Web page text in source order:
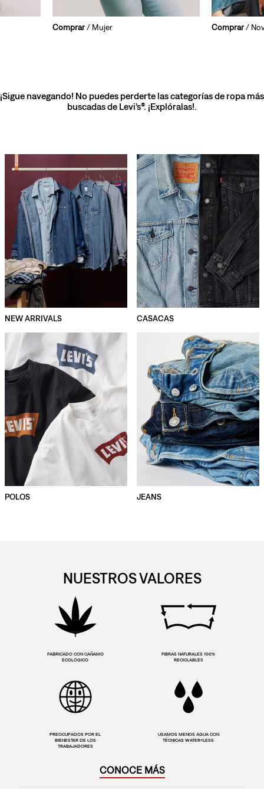
Comprar/ Mujer Comprar/
¡Sigue navegando! No puedes perderte las categorías de ropa más
buscadas de Levi’s®. ¡Explóralas!.
NEW ARRIVALS CASACAS
POLOS JEANS
NUESTROS VALORES
FABRICADO CON CAÑAMO
ECOLÓGICO
FIBRAS NATURALES 100%
RECICLABLES
PREOCUPADOS POR EL
BIENESTAR DE LOS
TRABAJADORES
USAMOS MENOS AGUA CON
TÉCNICAS WATER<LESS
CONOCE MÁS